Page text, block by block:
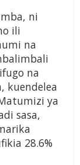
ni
ili
na
na
kuendelea
ya
sasa,
28.6%